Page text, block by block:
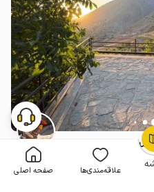
علاقه‌مندی‌ها صفحه اصلی